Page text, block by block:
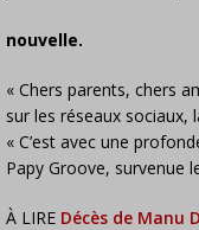
nouvelle.
« Chers parents, chers
sur les réseaux sociaux,
« C’est avec une
Papy Groove, survenue
À LIRE Décès de Manu